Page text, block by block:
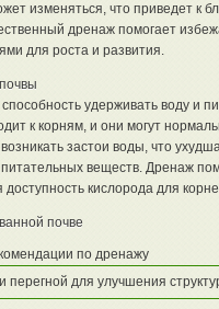
изменяться, что приведет к
дренаж помогает
для роста и развития.
удерживать воду и
к корням, и они могут
застои воды, что
веществ. Дренаж
кислорода для
почве
по дренажу
перегной для улучшения